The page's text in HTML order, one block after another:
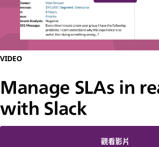
VIDEO
Manage SLAs in
with Slack
觀看影片